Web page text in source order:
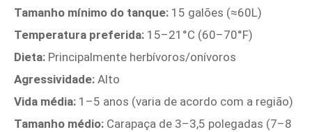
Tamanho mínimo do tanque: 15 galões (≈60L)
Temperatura preferida: 15–21°C (60–70°F)
Dieta: Principalmente herbívoros/onívoros
Agressividade: Alto
Vida média: 1–5 anos (varia de acordo com a região)
Tamanho médio: Carapaça de 3–3,5 polegadas (7–8